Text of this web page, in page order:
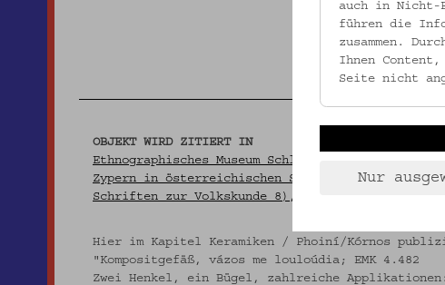
OBJEKT WIRD ZITIERT IN
Ethnographisches Museum Schloß Kittsee (Hg.):
Zypern in österreichischen Sammlungen. Kittsee
Schriften zur Volkskunde 8), S. 205.
Hier im Kapitel Keramiken / Phoiní/Kórnos
"Kompositgefäß, vázos me louloúdia; EMK 4.482
Zwei Henkel, ein Bügel, zahlreiche
auch in Nicht-
führen die
zusammen.
Ihnen Content,
Seite nicht
Nur